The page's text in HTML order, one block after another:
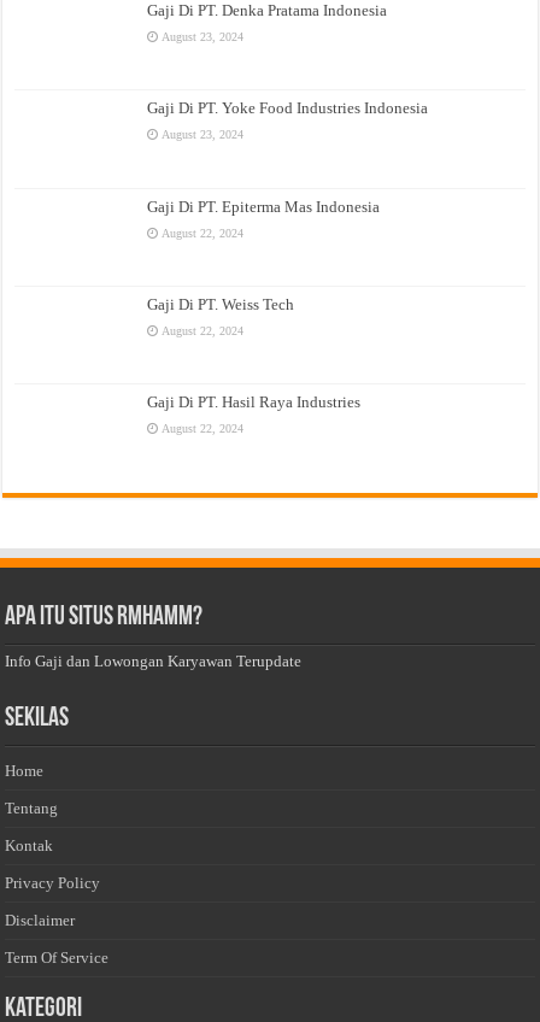
Gaji Di PT. Denka Pratama Indonesia
August 23, 2024
Gaji Di PT. Yoke Food Industries Indonesia
August 23, 2024
Gaji Di PT. Epiterma Mas Indonesia
August 22, 2024
Gaji Di PT. Weiss Tech
August 22, 2024
Gaji Di PT. Hasil Raya Industries
August 22, 2024
Apa Itu Situs Rmhamm?
Info Gaji dan Lowongan Karyawan Terupdate
Sekilas
Home
Tentang
Kontak
Privacy Policy
Disclaimer
Term Of Service
Kategori